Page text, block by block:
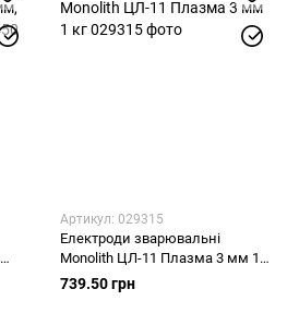
Артикул: 029315
Електроди зварювальні
Monolith ЦЛ-11 Плазма 3 мм 1
кг
739.50 грн